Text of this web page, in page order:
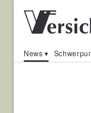
News